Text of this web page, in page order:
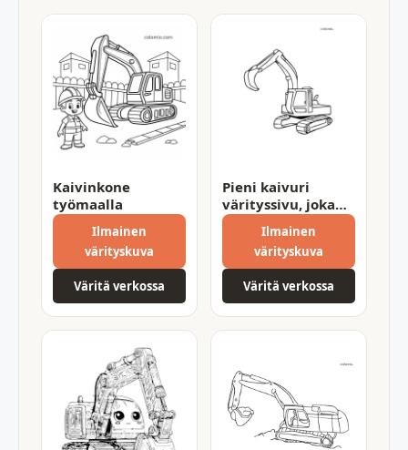
Kaivinkone
työmaalla
Ilmainen
värityskuva
Väritä verkossa
Pieni kaivuri
värityssivu, joka
voidaan tulostaa
Ilmainen
värityskuva
Väritä verkossa